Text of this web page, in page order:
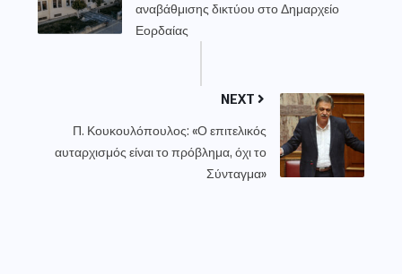
αναβάθμισης δικτύου στο Δημαρχείο
Εορδαίας
NEXT
Π. Κουκουλόπουλος: «Ο επιτελικός
αυταρχισμός είναι το πρόβλημα, όχι το
Σύνταγμα»